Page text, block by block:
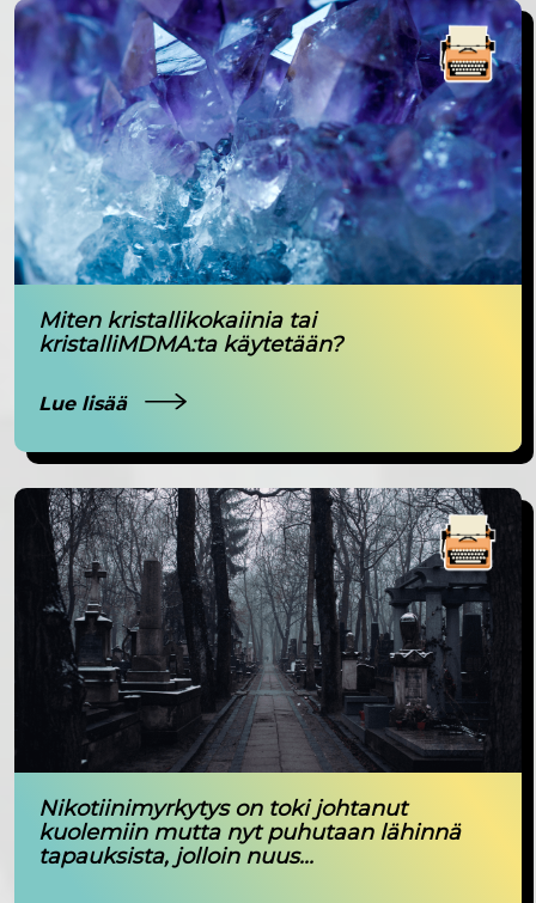
Miten kristallikokaiinia tai
kristalliMDMA:ta käytetään?
Lue lisää
Nikotiinimyrkytys on toki johtanut
kuolemiin mutta nyt puhutaan lähinnä
tapauksista, jolloin nuus...